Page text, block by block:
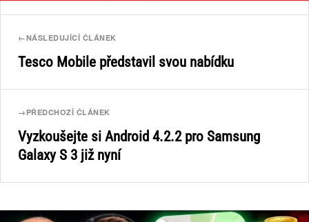
←NÁSLEDUJÍCÍ ČLÁNEK
Tesco Mobile představil svou nabídku
→ PŘEDCHOZÍ ČLÁNEK
Vyzkoušejte si Android 4.2.2 pro Samsung
Galaxy S 3 již nyní